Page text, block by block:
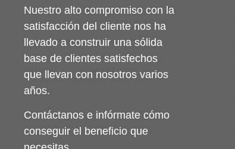
Nuestro alto compromiso con la
satisfacción del cliente nos ha
llevado a construir una sólida
base de clientes satisfechos
que llevan con nosotros varios
años.
Contáctanos e infórmate cómo
conseguir el beneficio que